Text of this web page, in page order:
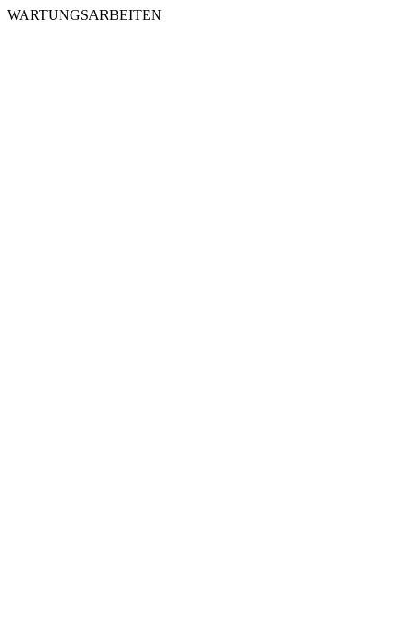
WARTUNGSARBEITEN